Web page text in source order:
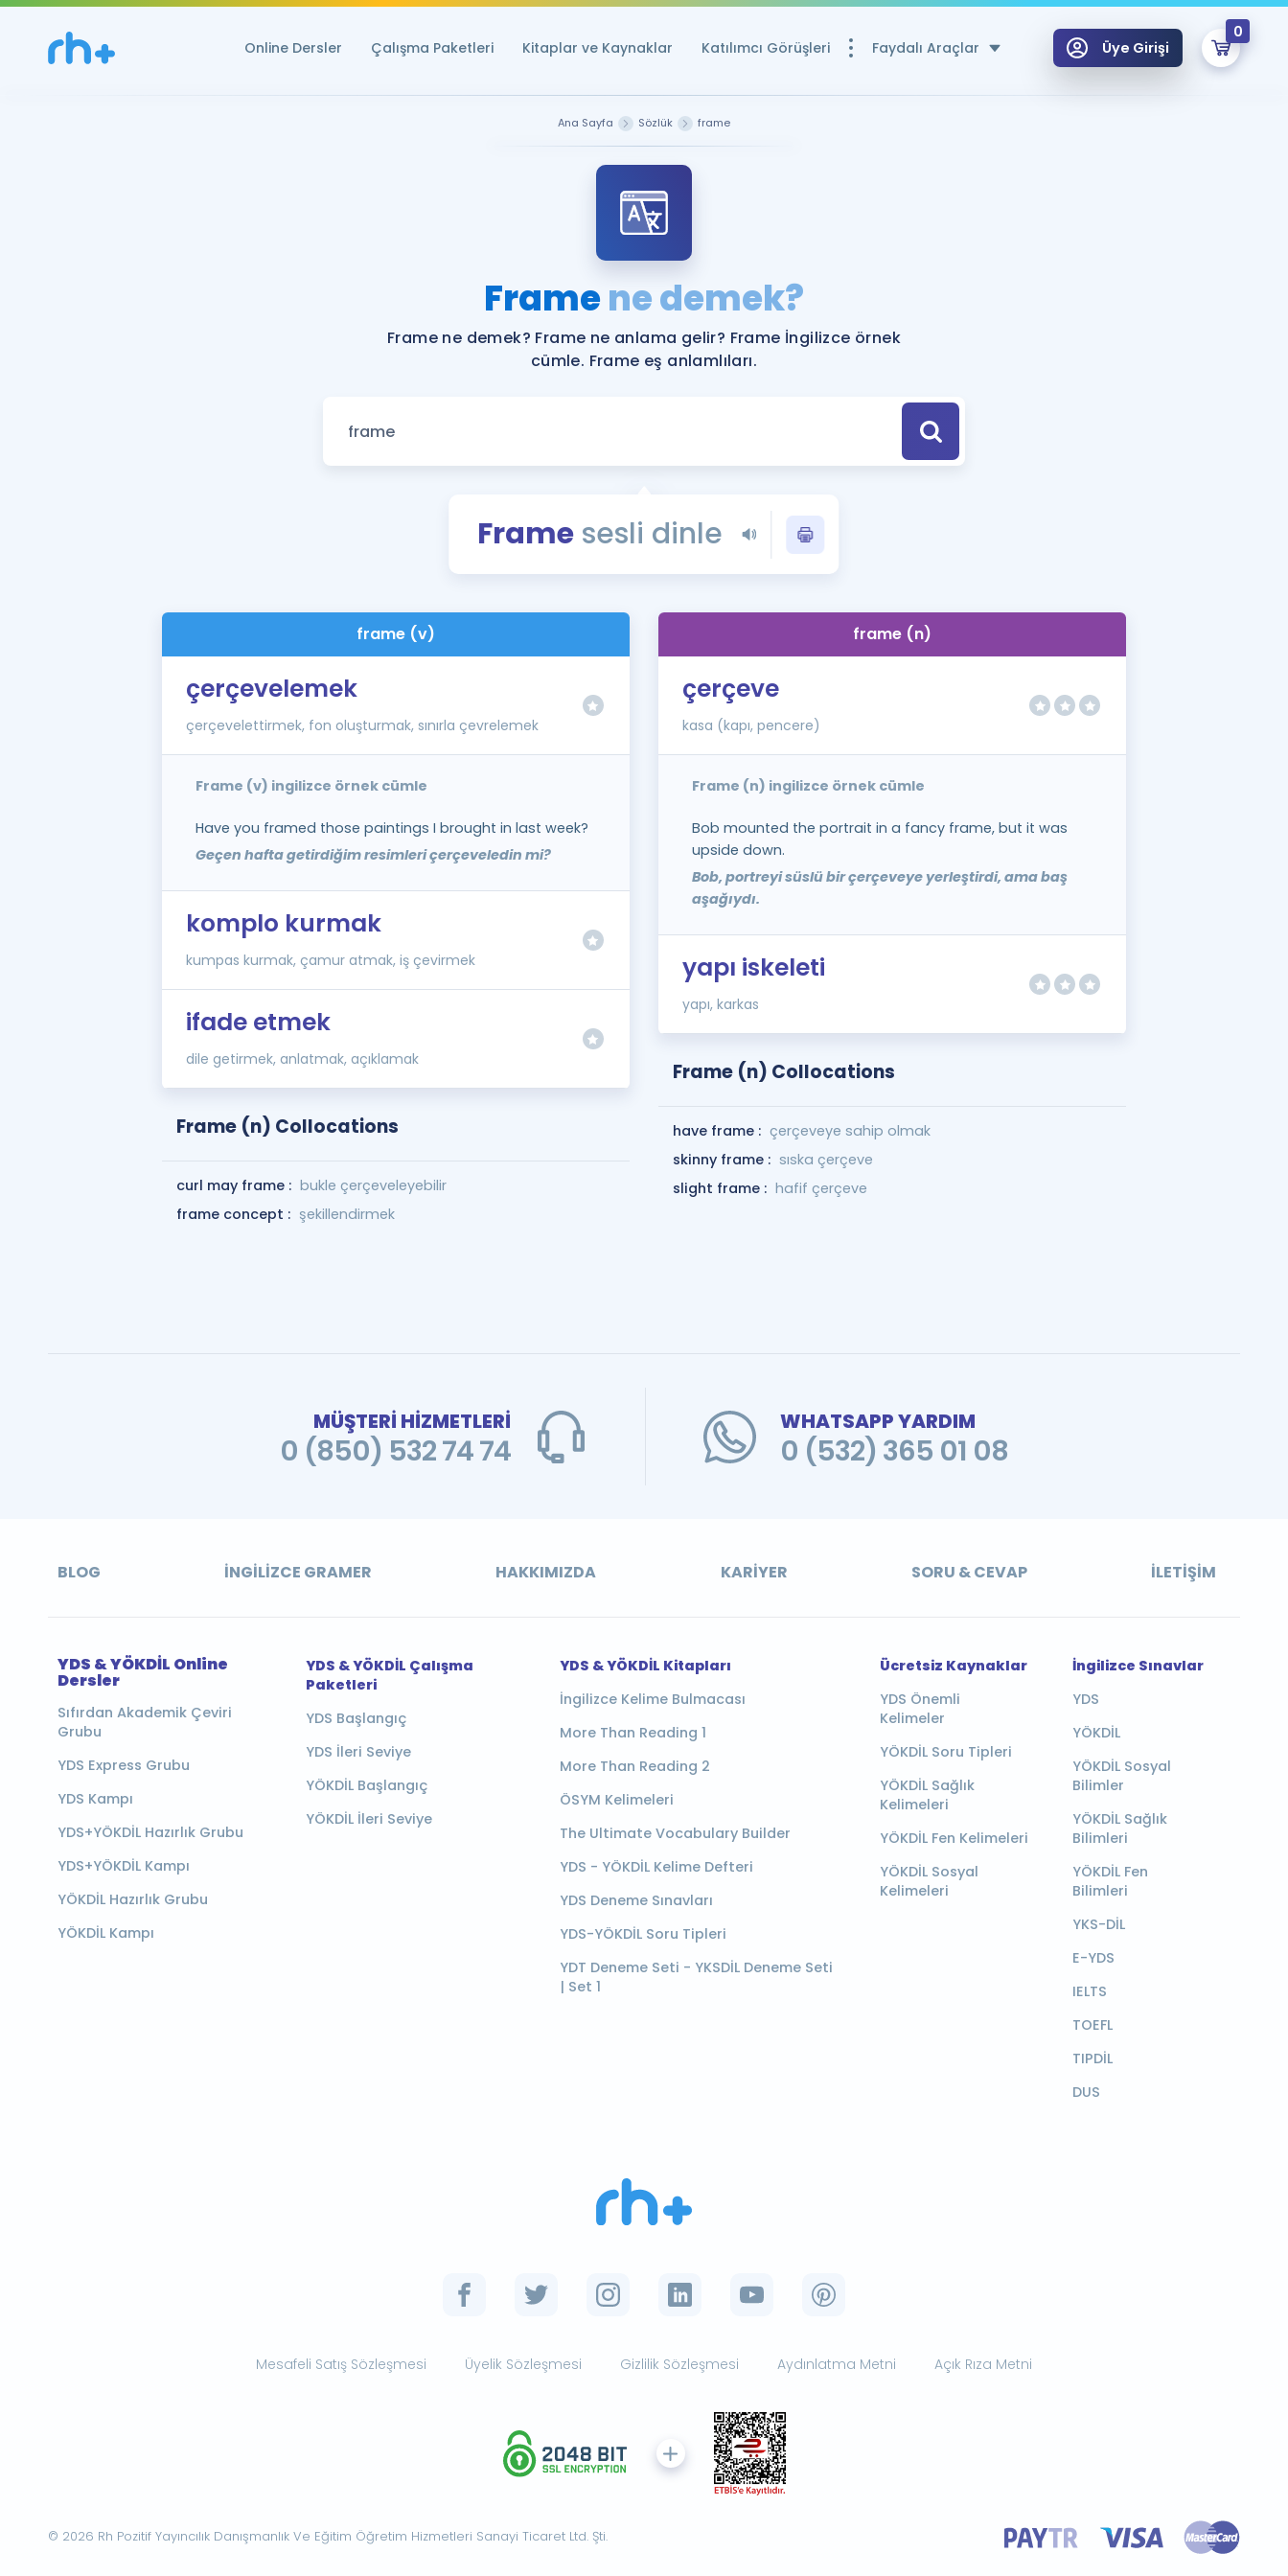
Online Dersler Çalışma Paketleri Kitaplar ve Kaynaklar Katılımcı Görüşleri Faydalı Araçlar
YDS ve YÖKDİL Puan Hesaplama Aracı
Rehberlik Aracı
YDS ve YÖKDİL'e Hazırlananlar için Öneriler
Tüm ÖSYM Sınavları Tek Takvimde
YDS - YÖKDİL Tüm Sınavlarla İlgili Haberler
İngilizce Gramer
Üye Girişi
0
Ana Sayfa Sözlük frame
Framene demek?
Frame ne demek? Frame ne anlama gelir? Frame İngilizce örnek
cümle. Frame eş anlamlıları.
Frame sesli dinle
frame (v)
çerçevelemek
çerçevelettirmek, fon oluşturmak, sınırla çevrelemek
Frame (v) ingilizce örnek cümle
Have you framed those paintings I brought in last week?
Geçen hafta getirdiğim resimleri çerçeveledin mi?
komplo kurmak
kumpas kurmak, çamur atmak, iş çevirmek
ifade etmek
dile getirmek, anlatmak, açıklamak
Frame (n) Collocations
curl may frame : bukle çerçeveleyebilir
frame concept : şekillendirmek
frame (n)
çerçeve
kasa (kapı, pencere)
Frame (n) ingilizce örnek cümle
Bob mounted the portrait in a fancy frame, but it was
upside down.
Bob, portreyi süslü bir çerçeveye yerleştirdi, ama baş
aşağıydı.
yapı iskeleti
yapı, karkas
Frame (n) Collocations
have frame : çerçeveye sahip olmak
skinny frame : sıska çerçeve
slight frame : hafif çerçeve
MÜŞTERİ HİZMETLERİ
0 (850) 532 74 74
WHATSAPP YARDIM
0 (532) 365 01 08
BLOG İNGILIZCE GRAMER HAKKIMIZDA KARIYER SORU & CEVAP İLETIŞIM
YDS & YÖKDİL Online
Dersler
Sıfırdan Akademik Çeviri
Grubu
YDS Express Grubu
YDS Kampı
YDS+YÖKDİL Hazırlık Grubu
YDS+YÖKDİL Kampı
YÖKDİL Hazırlık Grubu
YÖKDİL Kampı
YDS & YÖKDİL Çalışma
Paketleri
YDS Başlangıç
YDS İleri Seviye
YÖKDİL Başlangıç
YÖKDİL İleri Seviye
YDS & YÖKDİL Kitapları
İngilizce Kelime Bulmacası
More Than Reading 1
More Than Reading 2
ÖSYM Kelimeleri
The Ultimate Vocabulary Builder
YDS - YÖKDİL Kelime Defteri
YDS Deneme Sınavları
YDS-YÖKDİL Soru Tipleri
YDT Deneme Seti - YKSDİL Deneme Seti
| Set 1
Ücretsiz Kaynaklar
YDS Önemli
Kelimeler
YÖKDİL Soru Tipleri
YÖKDİL Sağlık
Kelimeleri
YÖKDİL Fen Kelimeleri
YÖKDİL Sosyal
Kelimeleri
İngilizce Sınavlar
YDS
YÖKDİL
YÖKDİL Sosyal
Bilimler
YÖKDİL Sağlık
Bilimleri
YÖKDİL Fen
Bilimleri
YKS-DİL
E-YDS
IELTS
TOEFL
TIPDİL
DUS
Mesafeli Satış Sözleşmesi Üyelik Sözleşmesi Gizlilik Sözleşmesi Aydınlatma Metni Açık Rıza Metni
© 2026 Rh Pozitif Yayıncılık Danışmanlık Ve Eğitim Öğretim Hizmetleri Sanayi Ticaret Ltd. Şti.